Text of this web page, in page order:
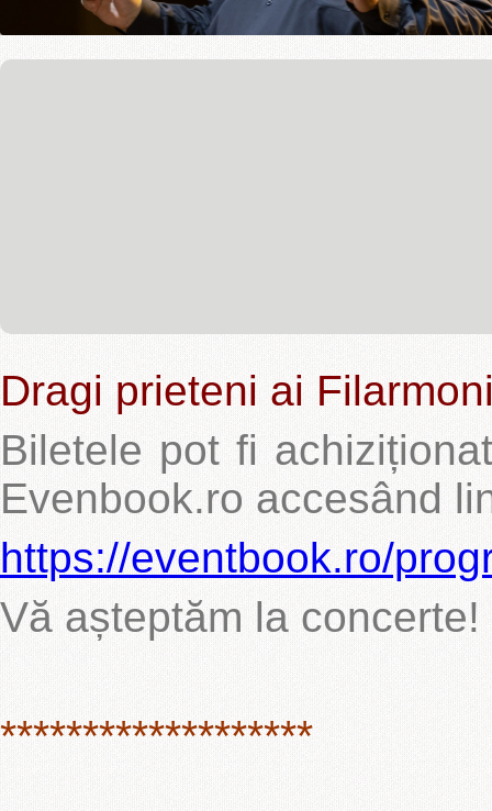
Dragi prieteni ai
Biletele pot fi
Evenbook.ro accesând
https://eventbook.ro/
Vă așteptăm la concerte!
*******************